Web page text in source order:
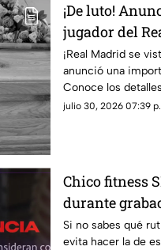
¡De luto!
jugador del
cabeza;
¡Real Madrid se
anunció una
Conoce los
julio 30, 2026 07:39
Chico fitness
durante
banca
Si no sabes qué
evita hacer la de